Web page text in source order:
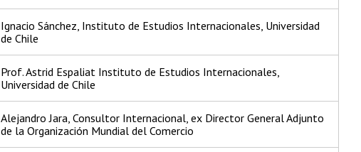
Ignacio Sánchez, Instituto de Estudios Internacionales, Universidad
de Chile
Prof. Astrid Espaliat Instituto de Estudios Internacionales,
Universidad de Chile
Alejandro Jara, Consultor Internacional, ex Director General Adjunto
de la Organización Mundial del Comercio